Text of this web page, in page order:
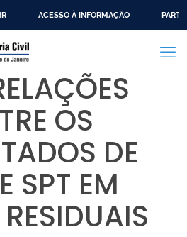
PARA
CONTEÚDO
ACESSO À INFORMAÇÃO
OS
DE
SPT EM